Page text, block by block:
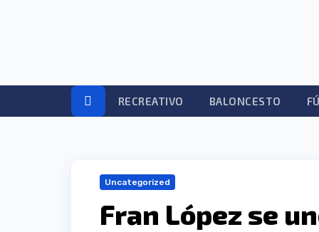
RECREATIVO BALONCESTO
Uncategorized
Fran López se